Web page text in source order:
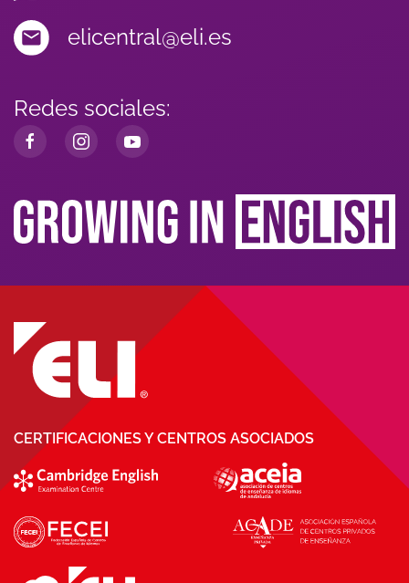
elicentral@eli.es
Redes sociales:
CERTIFICACIONES Y CENTROS ASOCIADOS